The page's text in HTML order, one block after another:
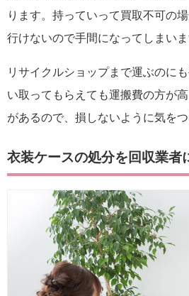
ります。持っていって買取不可の
行けないので手間になってしまいま
リサイクルショップまで運ぶのに
い取ってもらえても運搬費の方が
があるので、損しないように気をつ
衣装ケースの処分を回収業者